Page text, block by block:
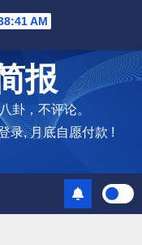
AM
报
卦，不评论。
录, 月底自愿付款 !